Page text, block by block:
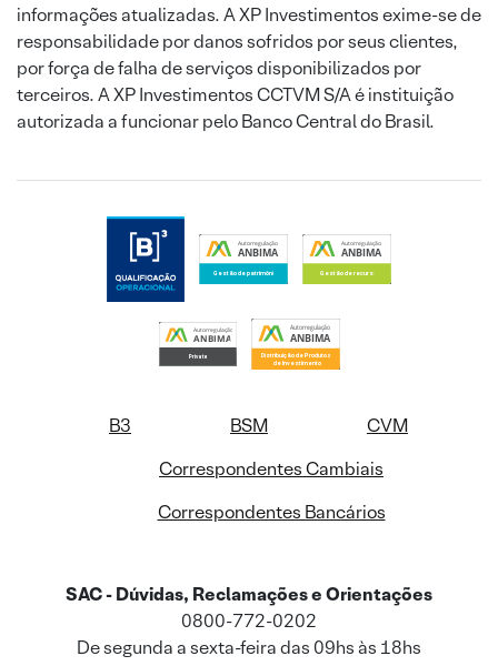
informações atualizadas. A XP Investimentos exime-se de
responsabilidade por danos sofridos por seus clientes,
por força de falha de serviços disponibilizados por
terceiros. A XP Investimentos CCTVM S/A é instituição
autorizada a funcionar pelo Banco Central do Brasil.
B3 BSM
CVM
Correspondentes Cambiais
Correspondentes Bancários
SAC - Dúvidas, Reclamações e Orientações
0800-772-0202
De segunda a sexta-feira das 09hs às 18hs